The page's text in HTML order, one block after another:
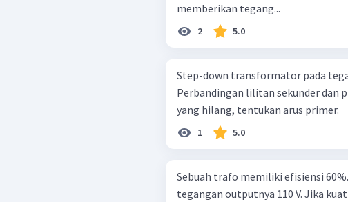
memberikan tegang...
2 5.0
Step-down transformator pada
Perbandingan lilitan sekunder dan
yang hilang, tentukan arus primer.
1 5.0
Sebuah trafo memiliki efisiensi
tegangan outputnya 110 V. Jika